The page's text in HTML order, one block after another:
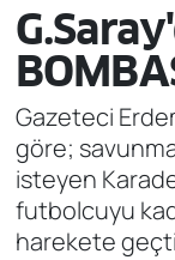
Gazeteci
göre;
isteyen
futbolcuyu
harekete
Asayiş
Bilim ve
Bölge
Dünya
Tüm
Son Dakika
Haber